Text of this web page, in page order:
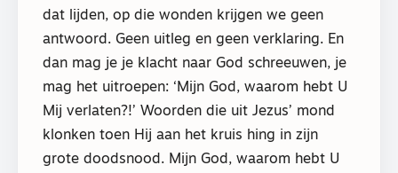
dat lijden, op die wonden krijgen we geen
antwoord. Geen uitleg en geen verklaring. En
dan mag je je klacht naar God schreeuwen, je
mag het uitroepen: ‘Mijn God, waarom hebt U
Mij verlaten?!’ Woorden die uit Jezus’ mond
klonken toen Hij aan het kruis hing in zijn
grote doodsnood. Mijn God, waarom hebt U